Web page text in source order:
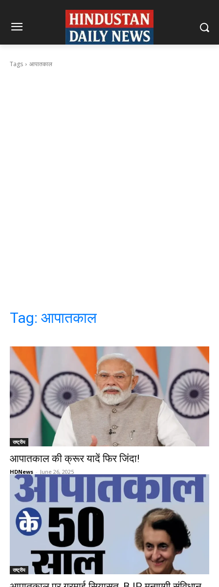
Tags आपातकाल
Tag: आपातकाल
राष्ट्रीय
आपातकाल की क्रूर यादें फिर जिंदा!
HDNews - June 26, 2025
राष्ट्रीय